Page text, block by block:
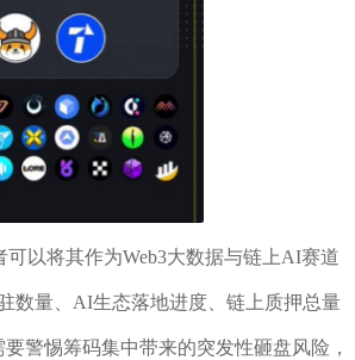
以将其作为Web3大数据与链上AI赛道
数量、AI生态落地进度、链上质押总量
警惕筹码集中带来的突发性砸盘风险，